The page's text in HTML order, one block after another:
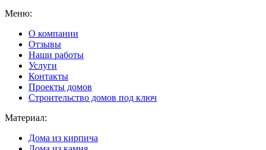
Меню:
О компании
Отзывы
Наши работы
Услуги
Контакты
Проекты домов
Строительство домов под ключ
Материал:
Дома из кирпича